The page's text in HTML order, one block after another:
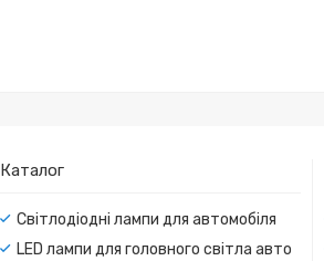
Каталог
Світлодіодні лампи для автомобіля
LED лампи для головного світла авто